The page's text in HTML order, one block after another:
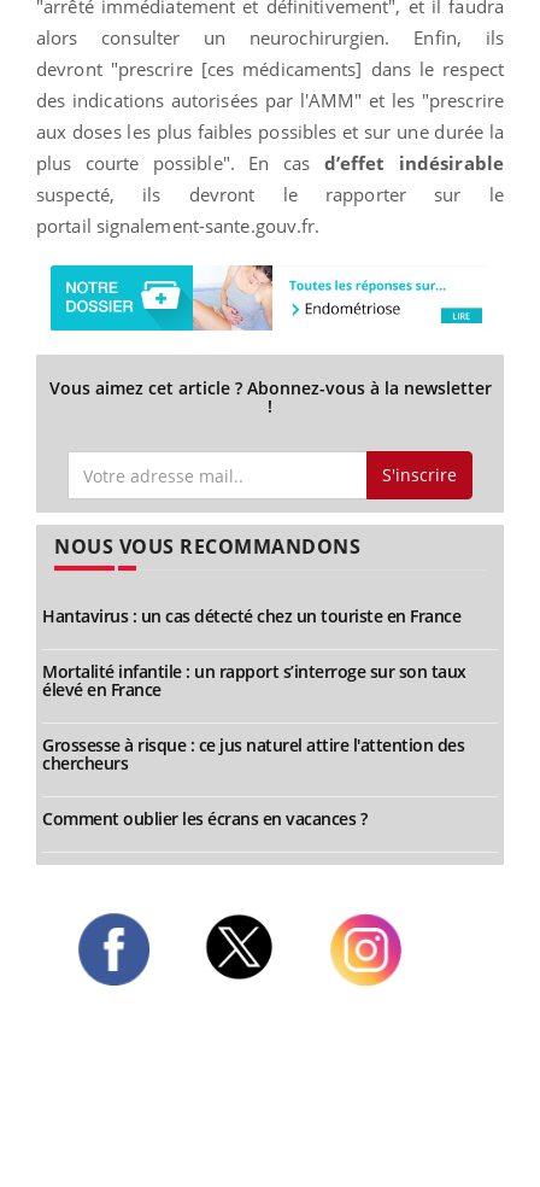
"arrêté immédiatement et définitivement", et il faudra
alors consulter un neurochirurgien. Enfin, ils
devront "prescrire [ces médicaments] dans le respect
des indications autorisées par l'AMM" et les "prescrire
aux doses les plus faibles possibles et sur une durée la
plus courte possible". En cas d’effet indésirable
suspecté, ils devront le rapporter sur le
portail signalement-sante.gouv.fr.
Vous aimez cet article ? Abonnez-vous à la newsletter
!
S'inscrire
NOUS VOUS RECOMMANDONS
Hantavirus : un cas détecté chez un touriste en France
Mortalité infantile : un rapport s’interroge sur son taux
élevé en France
Grossesse à risque : ce jus naturel attire l'attention des
chercheurs
Comment oublier les écrans en vacances ?